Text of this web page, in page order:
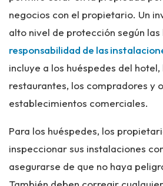
negocios con el propietario. Un
alto nivel de protección según las
responsabilidad de las
incluye a los huéspedes del
restaurantes, los compradores y
establecimientos comerciales.
Para los huéspedes, los
inspeccionar sus instalaciones
asegurarse de que no haya